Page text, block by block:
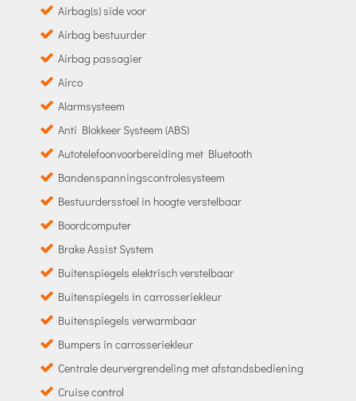
Airbag(s) side voor
Airbag bestuurder
Airbag passagier
Airco
Alarmsysteem
Anti Blokkeer Systeem (ABS)
Autotelefoonvoorbereiding met Bluetooth
Bandenspanningscontrolesysteem
Bestuurdersstoel in hoogte verstelbaar
Boordcomputer
Brake Assist System
Buitenspiegels elektrisch verstelbaar
Buitenspiegels in carrosseriekleur
Buitenspiegels verwarmbaar
Bumpers in carrosseriekleur
Centrale deurvergrendeling met afstandsbediening
Cruise control